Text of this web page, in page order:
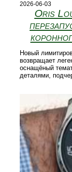
2026-06-03
Oris
Новый
возвращает
оснащёный
деталями,